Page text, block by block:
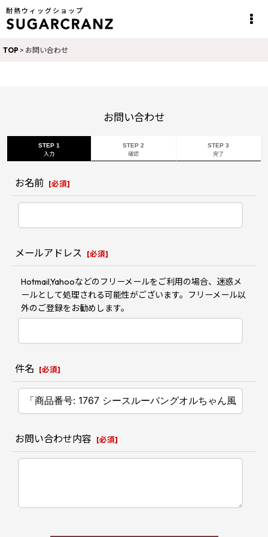
耐熱ウィッグショップ
TOP > お問い合わせ
お問い合わせ
STEP 1
入力
STEP 2
確認
STEP 3
完了
お名前 [必須]
メールアドレス [必須]
Hotmail,Yahooなどのフリーメールをご利用の場合、迷惑メ
ールとして処理される可能性がございます。フリーメール以
外のご登録をお勧めします。
件名 [必須]
お問い合わせ内容 [必須]